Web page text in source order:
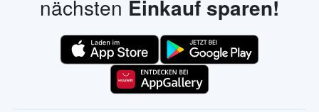
nächsten Einkauf sparen!